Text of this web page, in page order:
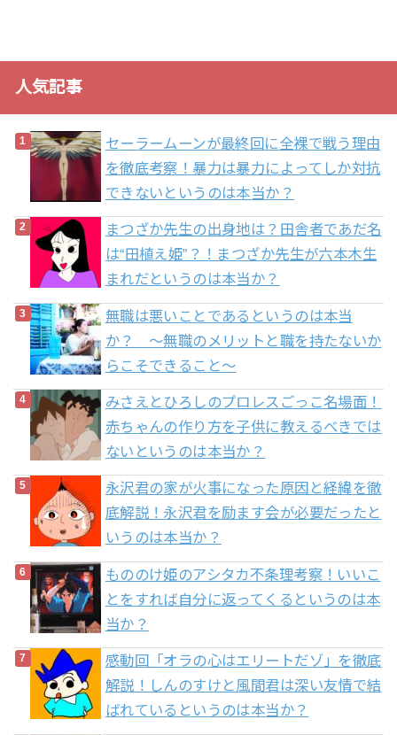
人気記事
セーラームーンが最終回に全裸で戦う理由
を徹底考察！暴力は暴力によってしか対抗
できないというのは本当か？
まつざか先生の出身地は？田舎者であだ名
は“田植え姫”？！まつざか先生が六本木生
まれだというのは本当か？
無職は悪いことであるというのは本当
か？ 〜無職のメリットと職を持たないか
らこそできること〜
みさえとひろしのプロレスごっこ名場面！
赤ちゃんの作り方を子供に教えるべきでは
ないというのは本当か？
永沢君の家が火事になった原因と経緯を徹
底解説！永沢君を励ます会が必要だったと
いうのは本当か？
もののけ姫のアシタカ不条理考察！いいこ
とをすれば自分に返ってくるというのは本
当か？
感動回「オラの心はエリートだゾ」を徹底
解説！しんのすけと風間君は深い友情で結
ばれているというのは本当か？